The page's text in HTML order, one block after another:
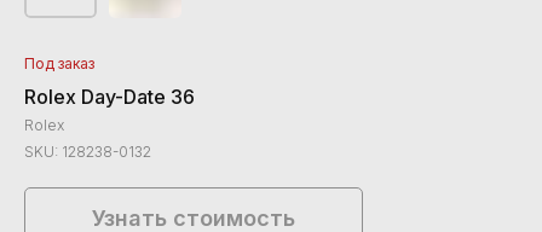
Под заказ
Rolex Day-Date 36
Rolex
SKU: 128238-0132
Узнать стоимость